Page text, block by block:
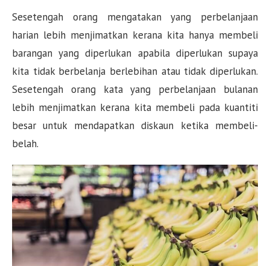
Sesetengah orang mengatakan yang perbelanjaan
harian lebih menjimatkan kerana kita hanya membeli
barangan yang diperlukan apabila diperlukan supaya
kita tidak berbelanja berlebihan atau tidak diperlukan.
Sesetengah orang kata yang perbelanjaan bulanan
lebih menjimatkan kerana kita membeli pada kuantiti
besar untuk mendapatkan diskaun ketika membeli-
belah.